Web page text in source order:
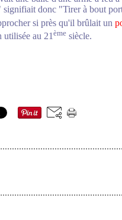
signifiait donc "Tirer à bout
si près qu'il brûlait un
utilisée au 21ème siècle.